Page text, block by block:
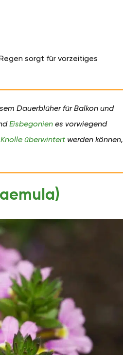
sorgt für vorzeitiges
Dauerblüher für Balkon und
Eisbegonienes vorwiegend
überwintert werden können,